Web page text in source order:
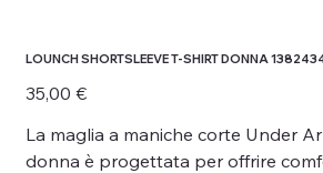
LOUNCH SHORTSLEEVE T-SHIRT DONNA
Prezzo
35,00 €
La maglia a maniche corte Under
donna è progettata per offrire